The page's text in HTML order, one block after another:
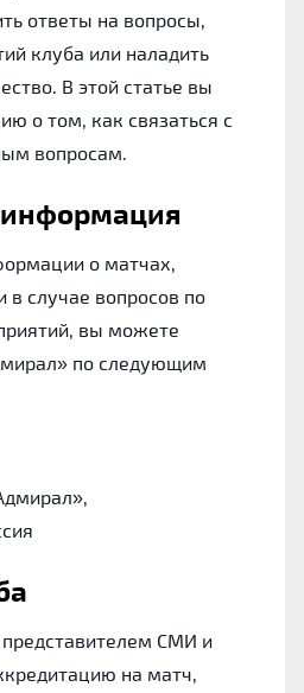
ответы на вопросы,
клуба или наладить
В этой статье вы
о том, как связаться с
вопросам.
о матчах,
в случае вопросов по
вы можете
по следующим
представителем СМИ и
на матч,